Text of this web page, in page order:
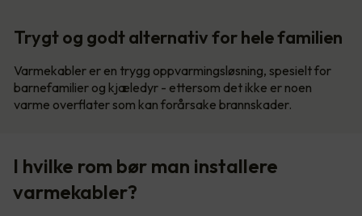
Trygt og godt alternativ for hele familien
Varmekabler er en trygg oppvarmingsløsning, spesielt for
barnefamilier og kjæledyr - ettersom det ikke er noen
varme overflater som kan forårsake brannskader.
I hvilke rom bør man installere
varmekabler?